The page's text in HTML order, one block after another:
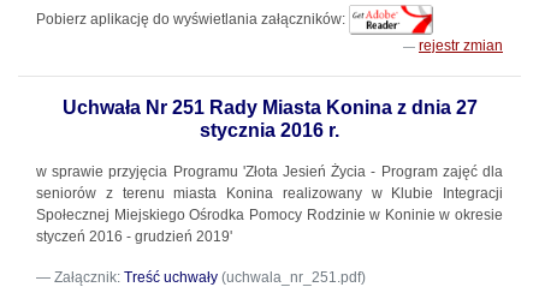
Pobierz aplikację do wyświetlania załączników:
rejestr zmian
Uchwała Nr 251 Rady Miasta Konina z dnia 27
stycznia 2016 r.
w sprawie przyjęcia Programu 'Złota Jesień Życia - Program zajęć dla
seniorów z terenu miasta Konina realizowany w Klubie Integracji
Społecznej Miejskiego Ośrodka Pomocy Rodzinie w Koninie w okresie
styczeń 2016 - grudzień 2019'
Załącznik: Treść uchwały (uchwala_nr_251.pdf)